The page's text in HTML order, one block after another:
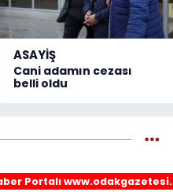
ASAYİŞ
Cani adamın cezası
belli oldu
Portalı